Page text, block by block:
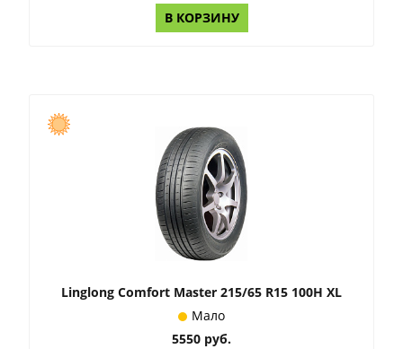
В КОРЗИНУ
Linglong Comfort Master 215/65 R15 100H XL
Мало
5550 руб.